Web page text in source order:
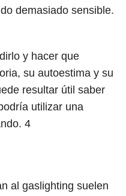
demasiado sensible.
y hacer que
su autoestima y su
resultar útil saber
utilizar una
4
al gaslighting suelen